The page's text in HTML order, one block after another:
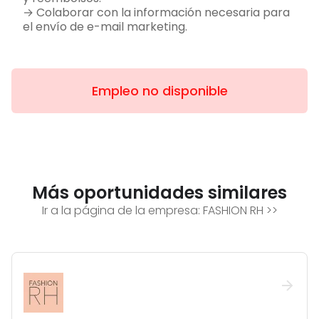
→ Colaborar con la información necesaria para
el envío de e-mail marketing.
Empleo no disponible
Más oportunidades similares
Ir a la página de la empresa: FASHION RH >>